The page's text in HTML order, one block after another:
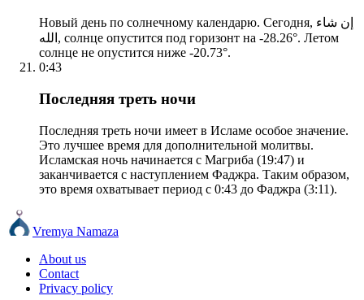
Новый день по солнечному календарю. Сегодня, إن شاء
الله, солнце опустится под горизонт на -28.26°. Летом
солнце не опустится ниже -20.73°.
0:43
Последняя треть ночи
Последняя треть ночи имеет в Исламе особое значение.
Это лучшее время для дополнительной молитвы.
Исламская ночь начинается с Магриба (19:47) и
заканчивается с наступлением Фаджра. Таким образом,
это время охватывает период с 0:43 до Фаджра (3:11).
Vremya Namaza
About us
Contact
Privacy policy